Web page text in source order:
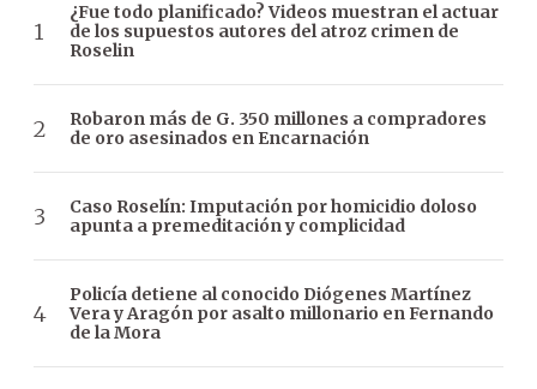
¿Fue todo planificado? Videos muestran el actuar
de los supuestos autores del atroz crimen de
Roselin
Robaron más de G. 350 millones a compradores
de oro asesinados en Encarnación
Caso Roselín: Imputación por homicidio doloso
apunta a premeditación y complicidad
Policía detiene al conocido Diógenes Martínez
Vera y Aragón por asalto millonario en Fernando
de la Mora